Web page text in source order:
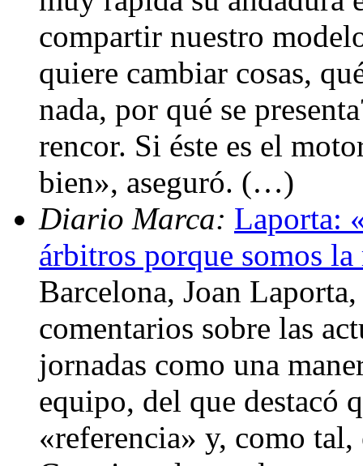
compartir nuestro
quiere cambiar cosas,
nada, por qué se
rencor. Si éste es el
bien», aseguró. (…)
Diario Marca: Laporta:
árbitros porque somos la
Barcelona, Joan
comentarios sobre las
jornadas como una
equipo, del que destacó
«referencia» y, como